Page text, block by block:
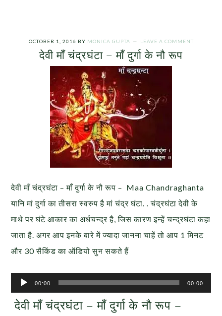
OCTOBER 1, 2016 BY MONICA GUPTA LEAVE A COMMENT
देवी माँ चंद्रघंटा – माँ दुर्गा के नौ रूप
देवी माँ चंद्रघंटा – माँ दुर्गा के नौ रूप – Maa Chandraghanta
यानि मां दुर्गा का तीसरा स्वरुप है मां चंद्र घंटा. . चंद्रघंटा देवी के
माथे पर घंटे आकार का अर्धचन्द्र है, जिस कारण इन्हें चन्द्रघंटा कहा
जाता है. अगर आप इनके बारे में ज्यादा जानना चाहें तो आप 1 मिनट
और 30 सैकिंड का ऑडियो सुन सकते हैं
Audio
Player
00:00 00:00
देवी माँ चंद्रघंटा – माँ दुर्गा के नौ रूप –